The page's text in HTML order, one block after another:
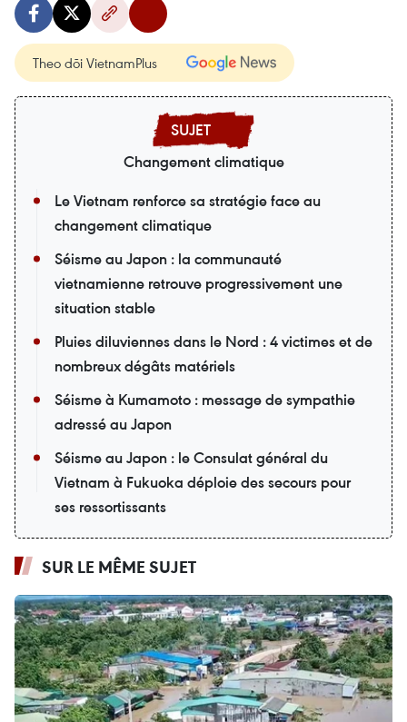
Theo dõi VietnamPlus
Changement climatique
Le Vietnam renforce sa stratégie face au
changement climatique
Séisme au Japon : la communauté
vietnamienne retrouve progressivement une
situation stable
Pluies diluviennes dans le Nord : 4 victimes et de
nombreux dégâts matériels
Séisme à Kumamoto : message de sympathie
adressé au Japon
Séisme au Japon : le Consulat général du
Vietnam à Fukuoka déploie des secours pour
ses ressortissants
SUR LE MÊME SUJET